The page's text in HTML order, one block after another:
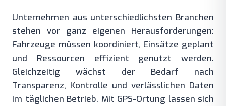
Unternehmen aus unterschiedlichsten Branchen
stehen vor ganz eigenen Herausforderungen:
Fahrzeuge müssen koordiniert, Einsätze geplant
und Ressourcen effizient genutzt werden.
Gleichzeitig wächst der Bedarf nach
Transparenz, Kontrolle und verlässlichen Daten
im täglichen Betrieb. Mit GPS-Ortung lassen sich